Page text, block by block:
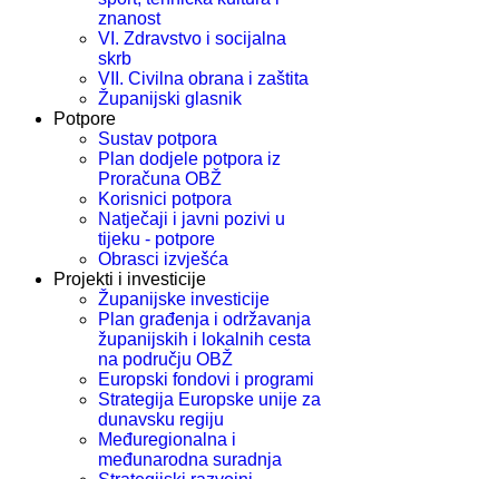
znanost
VI. Zdravstvo i socijalna
skrb
VII. Civilna obrana i zaštita
Županijski glasnik
Potpore
Sustav potpora
Plan dodjele potpora iz
Proračuna OBŽ
Korisnici potpora
Natječaji i javni pozivi u
tijeku - potpore
Obrasci izvješća
Projekti i investicije
Županijske investicije
Plan građenja i održavanja
županijskih i lokalnih cesta
na području OBŽ
Europski fondovi i programi
Strategija Europske unije za
dunavsku regiju
Međuregionalna i
međunarodna suradnja